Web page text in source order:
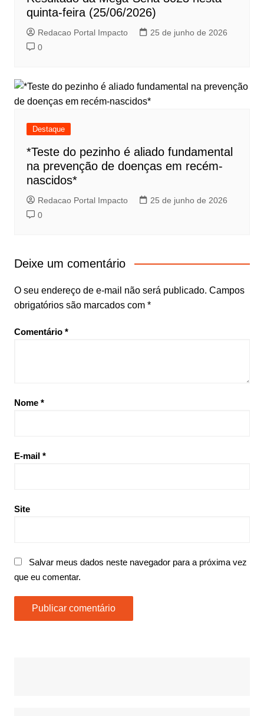
quinta-feira (25/06/2026)
Redacao Portal Impacto
25 de junho de 2026
0
Destaque
*Teste do pezinho é aliado fundamental
na prevenção de doenças em recém-
nascidos*
Redacao Portal Impacto
25 de junho de 2026
0
Deixe um comentário
O seu endereço de e-mail não será publicado. Campos
obrigatórios são marcados com *
Comentário *
Nome *
E-mail *
Site
Salvar meus dados neste navegador para a próxima vez
que eu comentar.